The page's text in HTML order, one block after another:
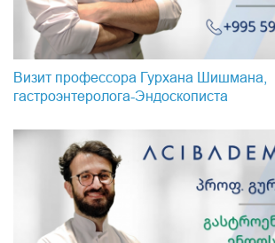
Визит профессора Гурхана Шишмана,
гастроэнтеролога-Эндоскопистa